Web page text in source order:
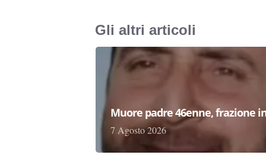
Gli altri articoli
Muore padre 46enne, frazione
7 Agosto 2026